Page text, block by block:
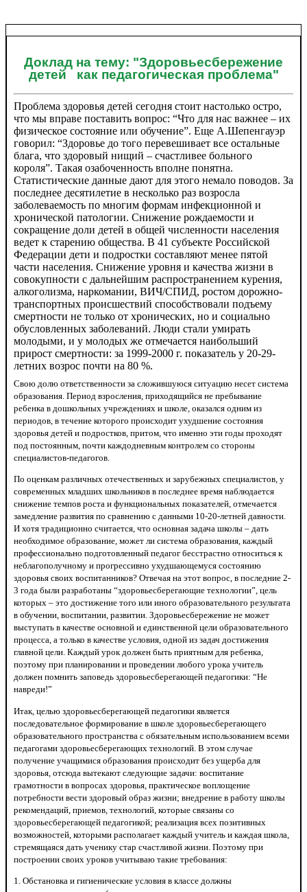
Доклад на тему: "Здоровьесбережение
детей как педагогическая проблема"
Проблема здоровья детей сегодня стоит настолько остро,
что мы вправе поставить вопрос: “Что для нас важнее – их
физическое состояние или обучение”. Еще А.Шепенгауэр
говорил: “Здоровье до того перевешивает все остальные
блага, что здоровый нищий – счастливее больного
короля”. Такая озабоченность вполне понятна.
Статистические данные дают для этого немало поводов. За
последнее десятилетие в несколько раз возросла
заболеваемость по многим формам инфекционной и
хронической патологии. Снижение рождаемости и
сокращение доли детей в общей численности населения
ведет к старению общества. В 41 субъекте Российской
Федерации дети и подростки составляют менее пятой
части населения. Снижение уровня и качества жизни в
совокупности с дальнейшим распространением курения,
алкоголизма, наркомании, ВИЧ/СПИД, ростом дорожно-
транспортных происшествий способствовали подъему
смертности не только от хронических, но и социально
обусловленных заболеваний. Люди стали умирать
молодыми, и у молодых же отмечается наибольший
прирост смертности: за 1999-2000 г. показатель у 20-29-
летних возрос почти на 80 %.
Свою долю ответственности за сложившуюся ситуацию несет система
образования. Период взросления, приходящийся не пребывание
ребенка в дошкольных учреждениях и школе, оказался одним из
периодов, в течение которого происходит ухудшение состояния
здоровья детей и подростков, притом, что именно эти годы проходят
под постоянным, почти каждодневным контролем со стороны
специалистов-педагогов.
По оценкам различных отечественных и зарубежных специалистов, у
современных младших школьников в последнее время наблюдается
снижение темпов роста и функциональных показателей, отмечается
замедление развития по сравнению с данными 10-20-летней давности.
И хотя традиционно считается, что основная задача школы – дать
необходимое образование, может ли система образования, каждый
профессионально подготовленный педагог бесстрастно относиться к
неблагополучному и прогрессивно ухудшающемуся состоянию
здоровья своих воспитанников? Отвечая на этот вопрос, в последние 2-
3 года были разработаны “здоровьесберегающие технологии”, цель
которых – это достижение того или иного образовательного результата
в обучении, воспитании, развитии. Здоровьесбережение не может
выступать в качестве основной и единственной цели образовательного
процесса, а только в качестве условия, одной из задач достижения
главной цели. Каждый урок должен быть приятным для ребенка,
поэтому при планировании и проведении любого урока учитель
должен помнить заповедь здоровьесберегающей педагогики: “Не
навреди!”
Итак, целью здоровьесберегающей педагогики является
последовательное формирование в школе здоровьесберегающего
образовательного пространства с обязательным использованием всеми
педагогами здоровьесберегающих технологий. В этом случае
получение учащимися образования происходит без ущерба для
здоровья, отсюда вытекают следующие задачи: воспитание
грамотности в вопросах здоровья, практическое воплощение
потребности вести здоровый образ жизни; внедрение в работу школы
рекомендаций, приемов, технологий, которые связаны со
здоровьесберегающей педагогикой; реализация всех позитивных
возможностей, которыми располагает каждый учитель и каждая школа,
стремящаяся дать ученику стар счастливой жизни. Поэтому при
построении своих уроков учитываю такие требования:
1. Обстановка и гигиенические условия в классе должны